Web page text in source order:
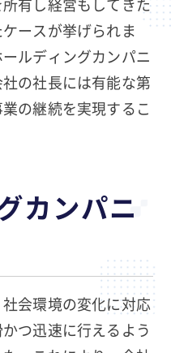
有し経営もしてきた
ースが挙げられま
ルディングカンパニ
の社長には有能な第
の継続を実現するこ
カンパニ
会環境の変化に対応
つ迅速に行えるよう